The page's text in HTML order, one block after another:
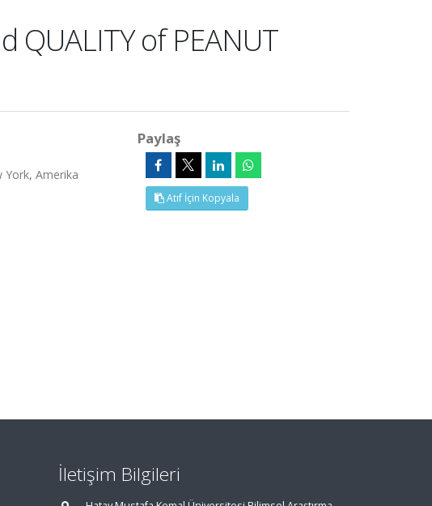
QUALITY of PEANUT
York, Amerika
Paylaş
Atıf İçin Kopyala
İletişim Bilgileri